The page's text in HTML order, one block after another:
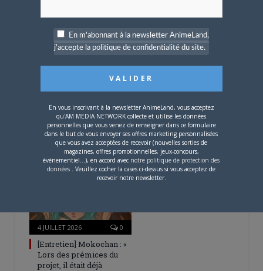
Tumblr Email
A PROPOS DE L'AUTEUR
MATTHIEU PINON
ARTICLES LIÉS
4 JUILLET 2026 0
[Entretien] Mokochan : «
Lors des prémices du
projet, il était déjà
En m'abonnant à la newsletter AnimeLand,
j'accepte la politique de confidentialité du site.
En vous inscrivant à la newsletter AnimeLand, vous acceptez
qu'AM MEDIA NETWORK collecte et utilise les données
personnelles que vous venez de renseigner dans ce formulaire
dans le but de vous envoyer ses offres marketing personnalisées
que vous avez acceptées de recevoir (nouvelles sorties de
magazines, offres promotionnelles, jeux-concours,
événementiel...), en accord avec notre politique de protection des
données . Veuillez cocher la cases ci-dessus si vous acceptez de
recevoir notre newsletter.